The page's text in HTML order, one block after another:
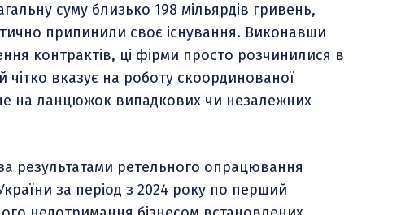
суму близько 198 мільярдів гривень,
припинили своє існування. Виконавши
контрактів, ці фірми просто розчинилися в
чітко вказує на роботу скоординованої
на ланцюжок випадкових чи незалежних
результатами ретельного опрацювання
за період з 2024 року по перший